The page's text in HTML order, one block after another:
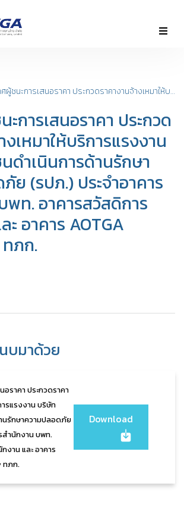
ประกาศผู้ชนะการเสนอราคา ประกวดราคางานจ้างเหมาให้บริการแรงงาน บริษัทเอกชนดำเนินการด้านรักษาความปลอดภัย (รปภ.) ประจำอาคารสำนักงาน บพท. อาคารสวัสดิการพนักงาน และ อาคาร AOTGA Academy ทภก.
ะการเสนอราคา ประกวด
งเหมาให้บริการแรงงาน
ดำเนินการด้านรักษา
ย (รปภ.) ประจำอาคาร
พท. อาคารสวัสดิการ
อาคาร AOTGA
ภก.
บมาด้วย
อราคา ประกวดราคา
รแรงงาน บริษัท
นรักษาความปลอดภัย
สำนักงาน บพท.
งาน และ อาคาร
ทภก.
Download